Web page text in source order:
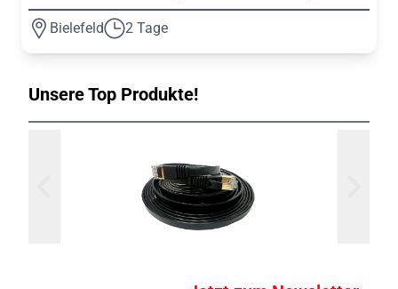
Bielefeld 2 Tage
Unsere Top Produkte!